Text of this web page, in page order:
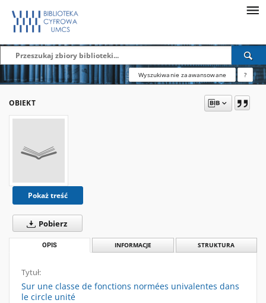
Wyszukiwanie zaawansowane ?
OBIEKT
Pokaż treść
Pobierz
OPIS INFORMACJE STRUKTURA
Tytuł:
Sur une classe de fonctions normées univalentes dans
le circle unité